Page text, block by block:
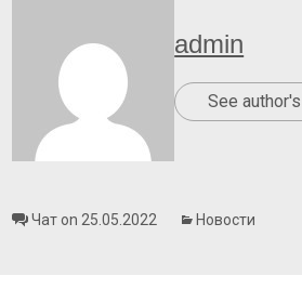
admin
See
Чат on 25.05.2022 Новости